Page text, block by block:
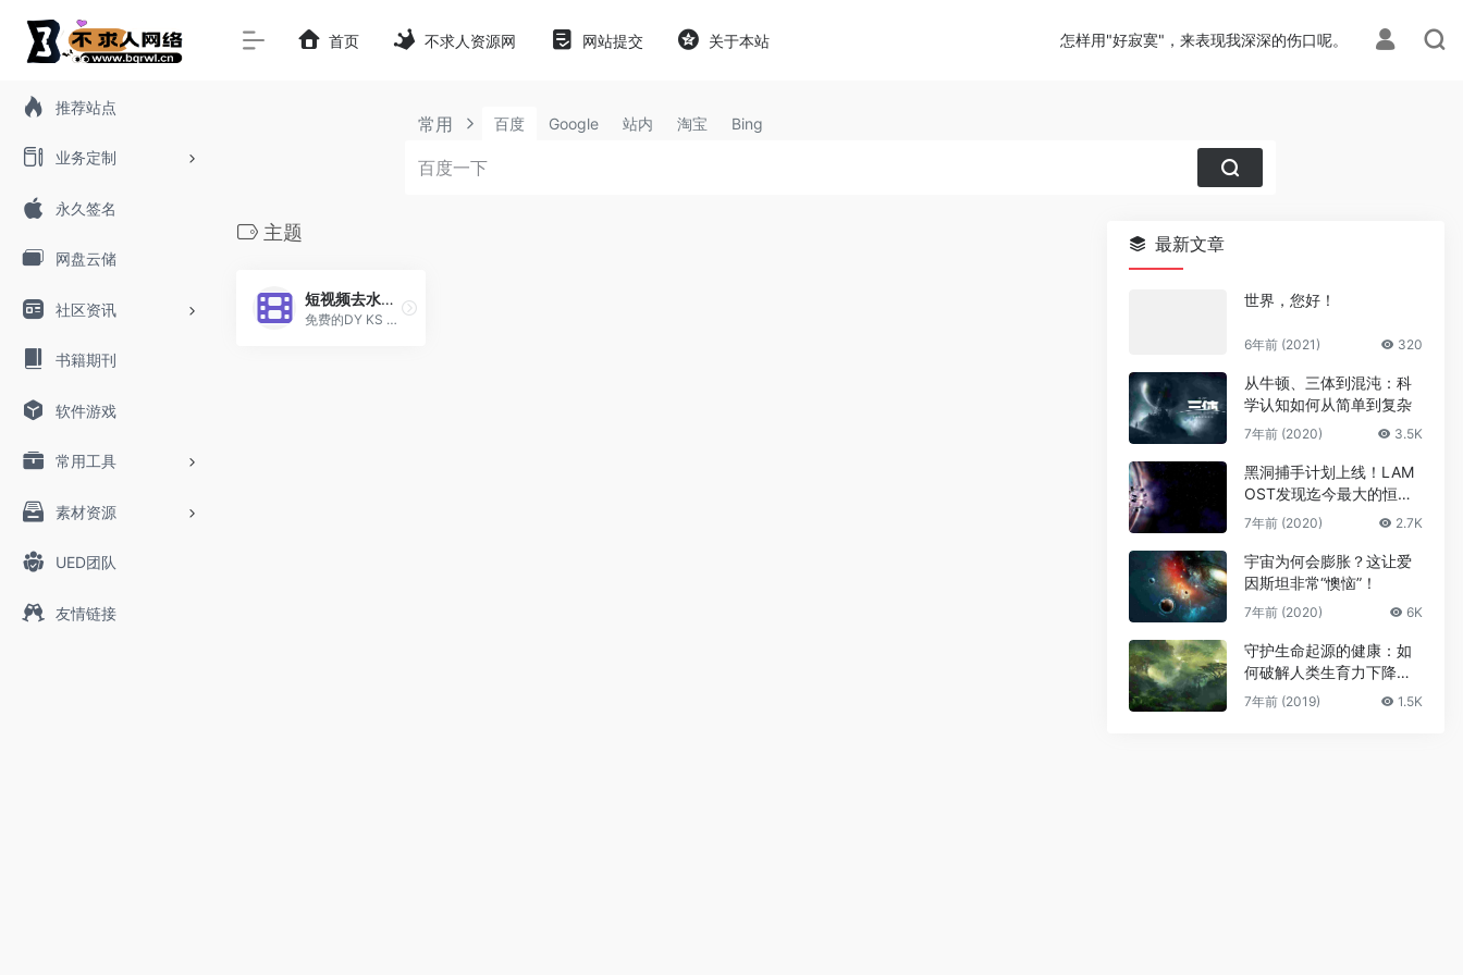
推荐站点
业务定制
永久签名
网盘云储
社区资讯
书籍期刊
软件游戏
常用工具
素材资源
UED团队
友情链接
首页 不求人资源网 网站提交 关于本站 怎样用"好寂寞"，来表现我深深的伤口呢。
常用 百度 Google 站内 淘宝 Bing
主题
短视频去水印下载
免费的DY KS 去水印
最新文章
世界，您好！
6年前 (2021) 320
从牛顿、三体到混沌：科
学认知如何从简单到复杂
7年前 (2020) 3.5K
黑洞捕手计划上线！LAM
OST发现迄今最大的恒星
级黑洞
7年前 (2020) 2.7K
宇宙为何会膨胀？这让爱
因斯坦非常“懊恼”！
7年前 (2020) 6K
守护生命起源的健康：如
何破解人类生育力下降难
题
7年前 (2019) 1.5K